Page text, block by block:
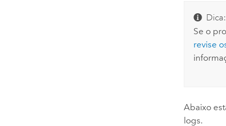
Dica:
Se o
revise
Abaixo
logs.